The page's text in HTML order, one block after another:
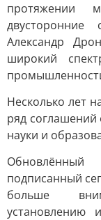
протяжении
двусторонние
Александр
широкий
Несколько лет
ряд
науки и
Обновлённый
подписанный
больше
установлению